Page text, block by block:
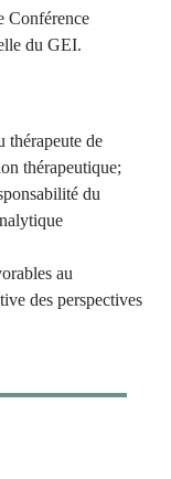
Conférence
du GEI.
thérapeute de
thérapeutique;
du
au
des perspectives